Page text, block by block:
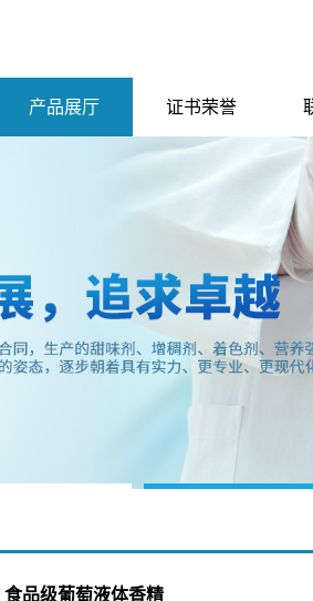
产品展厅 证书荣誉
食品级葡萄液体香精